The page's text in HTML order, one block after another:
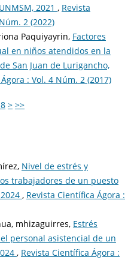
2021 , Revista
2 (2022)
Paquiyayrin, Factores
en niños atendidos en la
San Juan de Lurigancho,
: Vol. 4 Núm. 2 (2017)
> >>
Nivel de estrés y
trabajadores de un puesto
, Revista Científica Ágora :
mhizaguirres, Estrés
personal asistencial de un
, Revista Científica Ágora :